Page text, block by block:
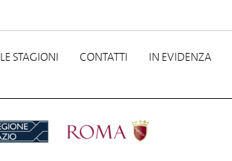
LE STAGIONI CONTATTI IN EVIDENZA